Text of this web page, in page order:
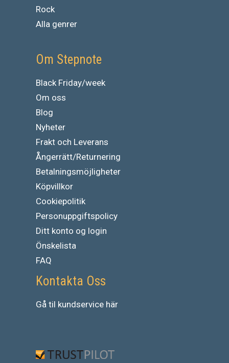
Rock
Alla genrer
Om Stepnote
Black Friday/week
Om oss
Blog
Nyheter
Frakt och Leverans
Ångerrätt/Returnering
Betalningsmöjligheter
Köpvillkor
Cookiepolitik
Personuppgiftspolicy
Ditt konto og login
Önskelista
FAQ
Kontakta Oss
Gå til kundservice här